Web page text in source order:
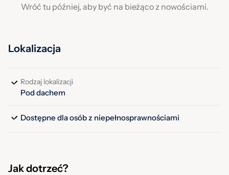
Wróć tu później, aby być na bieżąco z nowościami.
Lokalizacja
Rodzaj lokalizacji
Pod dachem
Dostępne dla osób z niepełnosprawnościami
Jak dotrzeć?